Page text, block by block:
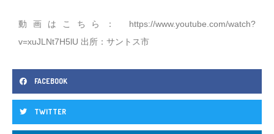
動画はこちら： https://www.youtube.com/watch?
v=xuJLNt7H5lU 出所：サントス市
FACEBOOK
TWITTER